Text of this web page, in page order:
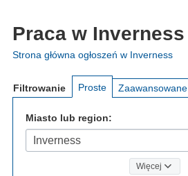
Praca w Inverness
Strona główna ogłoszeń w Inverness
Filtrowanie Proste Zaawansowane
Miasto lub region:
Inverness
Więcej